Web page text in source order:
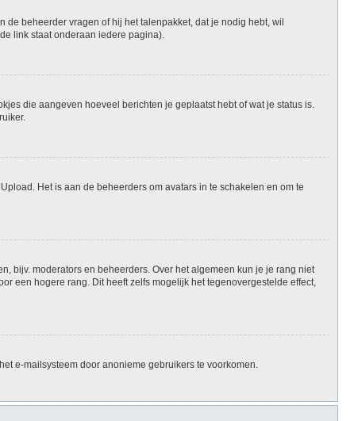
beheerder vragen of hij het talenpakket, dat je nodig hebt, wil
link staat onderaan iedere pagina).
die aangeven hoeveel berichten je geplaatst hebt of wat je status is.
Het is aan de beheerders om avatars in te schakelen en om te
bijv. moderators en beheerders. Over het algemeen kun je je rang niet
een hogere rang. Dit heeft zelfs mogelijk het tegenovergestelde effect,
e-mailsysteem door anonieme gebruikers te voorkomen.